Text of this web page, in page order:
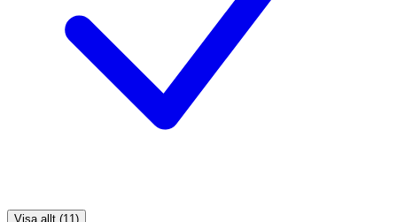
Visa allt (11)